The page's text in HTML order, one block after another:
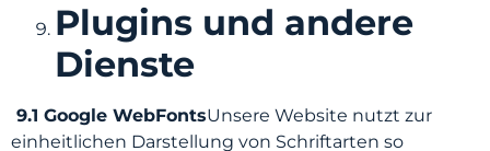
Plugins und andere
Dienste
9.1 Google WebFontsUnsere Website nutzt zur
einheitlichen Darstellung von Schriftarten so